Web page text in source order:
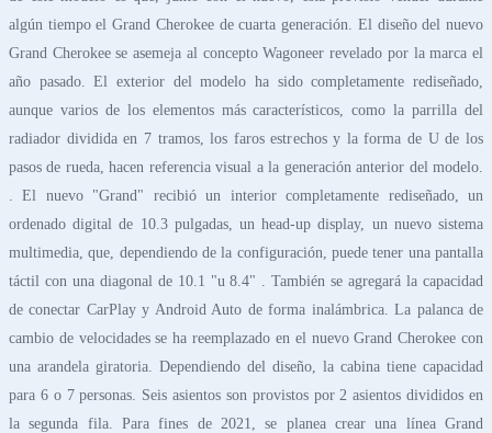
algún tiempo el Grand Cherokee de cuarta generación. El diseño del nuevo
Grand Cherokee se asemeja al concepto Wagoneer revelado por la marca el
año pasado. El exterior del modelo ha sido completamente rediseñado,
aunque varios de los elementos más característicos, como la parrilla del
radiador dividida en 7 tramos, los faros estrechos y la forma de U de los
pasos de rueda, hacen referencia visual a la generación anterior del modelo.
. El nuevo "Grand" recibió un interior completamente rediseñado, un
ordenado digital de 10.3 pulgadas, un head-up display, un nuevo sistema
multimedia, que, dependiendo de la configuración, puede tener una pantalla
táctil con una diagonal de 10.1 "u 8.4" . También se agregará la capacidad
de conectar CarPlay y Android Auto de forma inalámbrica. La palanca de
cambio de velocidades se ha reemplazado en el nuevo Grand Cherokee con
una arandela giratoria. Dependiendo del diseño, la cabina tiene capacidad
para 6 o 7 personas. Seis asientos son provistos por 2 asientos divididos en
la segunda fila. Para fines de 2021, se planea crear una línea Grand